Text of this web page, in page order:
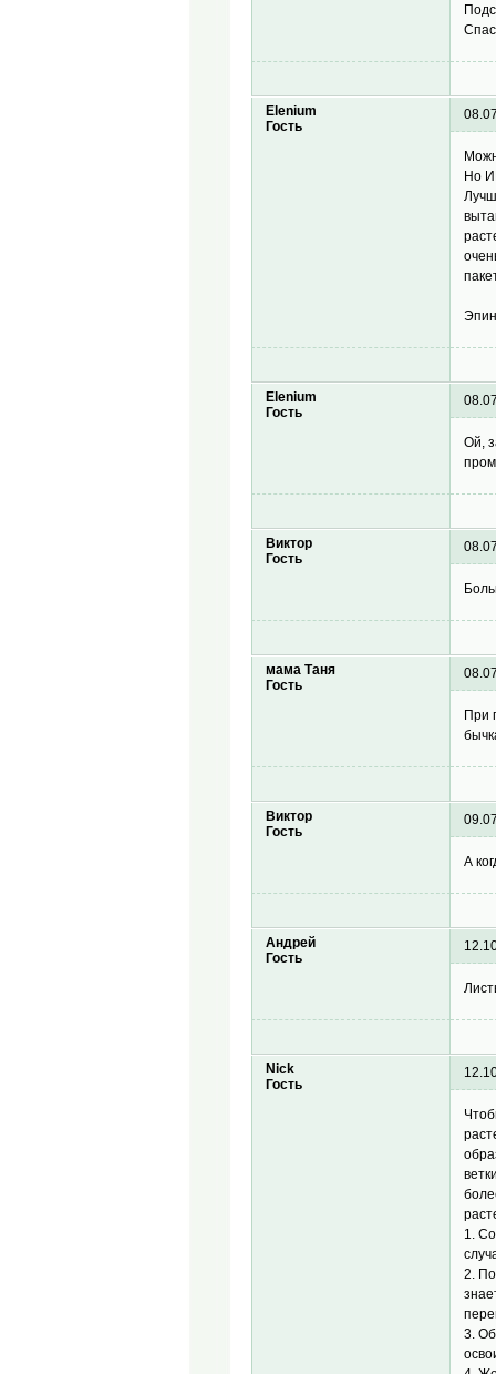
Elenium
Гость
Но
Elenium
Гость
Ой,
Виктор
Гость
мама Таня
Гость
При
Виктор
Гость
А
Андрей
Гость
Nick
Гость
1.
2.
3.